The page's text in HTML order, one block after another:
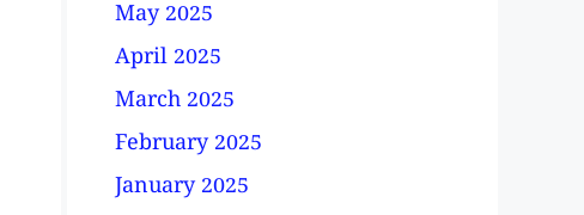
May 2025
April 2025
March 2025
February 2025
January 2025